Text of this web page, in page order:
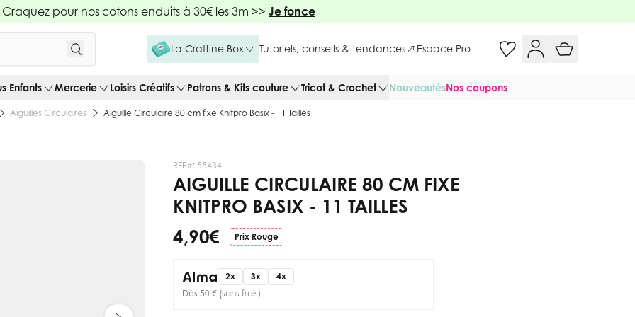
Craquez pour nos cotons enduits à 30€ les 3m >> Je fonce
La Craftine Box Tutoriels, conseils & tendances Espace Pro
Enfants Mercerie Loisirs Créatifs Patrons & Kits couture Tricot & Crochet NouveautésNos coupons
Aiguilles Circulaires Aiguille Circulaire 80 cm fixe Knitpro Basix - 11 Tailles
REF#: 55434
AIGUILLE CIRCULAIRE 80 CM FIXE
KNITPRO BASIX - 11 TAILLES
4,90 €
Prix Rouge
2x 3x
4x
Dès 50 € (sans frais)